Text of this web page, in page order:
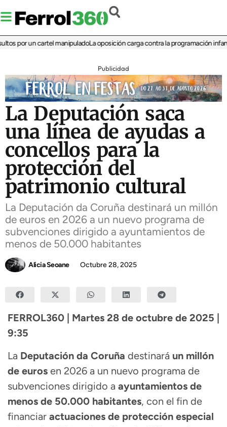
por un cartel manipuladoLa oposición carga contra la programación infantil
Publicidad
La Deputación saca
una línea de ayudas a
concellos para la
protección del
patrimonio cultural
La Deputación da Coruña destinará un millón
de euros en 2026 a un nuevo programa de
subvenciones dirigido a ayuntamientos de
menos de 50.000 habitantes
Alicia Seoane Octubre 28, 2025
FERROL360 | Martes 28 de octubre de 2025 |
9:35
La Deputación da Coruña destinará un millón
de euros en 2026 a un nuevo programa de
subvenciones dirigido a ayuntamientos de
menos de 50.000 habitantes, con el fin de
financiar actuaciones de protección especial